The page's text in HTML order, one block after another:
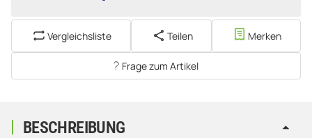
Vergleichsliste Teilen Merken
Frage zum Artikel
BESCHREIBUNG